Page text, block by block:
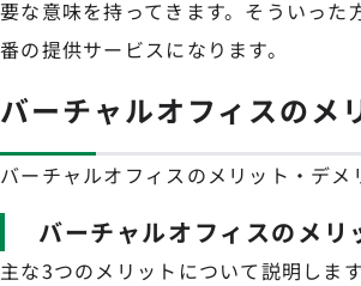
要な意味を持ってきます。そういっ
番の提供サービスになります。
バーチャルオフィスのメ
バーチャルオフィスのメリット・デメ
バーチャルオフィスのメリ
主な3つのメリットについて説明します